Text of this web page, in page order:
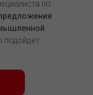
по
подойдет